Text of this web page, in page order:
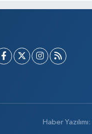
Haber Yazılımı: